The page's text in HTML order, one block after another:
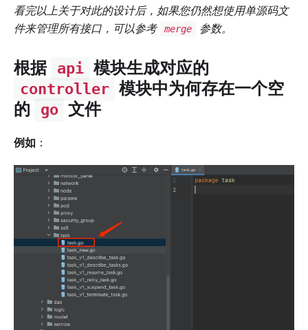
看完以上关于对此的设计后，如果您仍然想使用单源码文
件来管理所有接口，可以参考 merge 参数。
根据 api 模块生成对应的
controller 模块中为何存在一个空
的
go 文件
例如 ：